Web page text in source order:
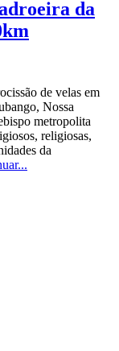
da
de velas em
Nossa
metropolita
religiosas,
da